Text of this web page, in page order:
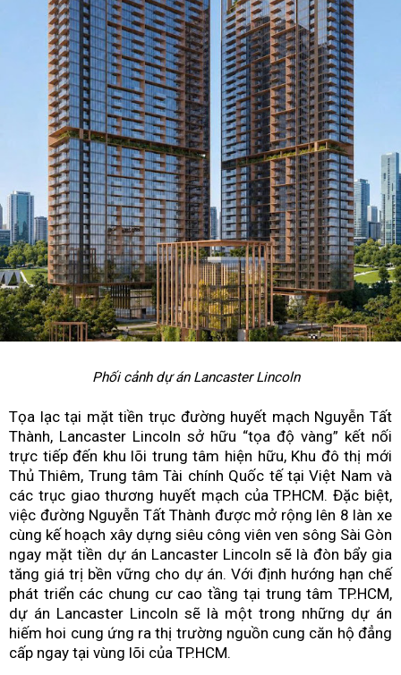
Ngày hội Văn hóa Áo dài TP.HCM lần thứ II: Lan tỏa vẻ
di sản trong nhịp sống hiện đại
VITAS phối hợp JACK Technology thúc đẩy mô hình nhà
máy thông minh cho ngành dệt may Việt Nam
“Trang sách và Mái trường” – Sân chơi văn học tôn vinh
thức và ký ức học đường
“Chạm di sản – Ký ức đô thị”: Đánh thức ký ức Sài Gòn
bằng công nghệ số
Kỷ nguyên số và bước tiến mới của thanh toán thông
minh tại Việt Nam
TP.HCM đặt mục tiêu hình thành ngành công nghiệp tái
chế chất thải xây dựng hiện đại
Việt Nam
Phối cảnh dự án Lancaster Lincoln
Tọa lạc tại mặt tiền trục đường huyết mạch Nguyễn Tất
Thành, Lancaster Lincoln sở hữu “tọa độ vàng” kết nối
trực tiếp đến khu lõi trung tâm hiện hữu, Khu đô thị mới
Thủ Thiêm, Trung tâm Tài chính Quốc tế tại Việt Nam và
các trục giao thương huyết mạch của TP.HCM. Đặc biệt,
việc đường Nguyễn Tất Thành được mở rộng lên 8 làn xe
cùng kế hoạch xây dựng siêu công viên ven sông Sài Gòn
ngay mặt tiền dự án Lancaster Lincoln sẽ là đòn bẩy gia
tăng giá trị bền vững cho dự án. Với định hướng hạn chế
phát triển các chung cư cao tầng tại trung tâm TP.HCM,
dự án Lancaster Lincoln sẽ là một trong những dự án
hiếm hoi cung ứng ra thị trường nguồn cung căn hộ đẳng
cấp ngay tại vùng lõi của TP.HCM.